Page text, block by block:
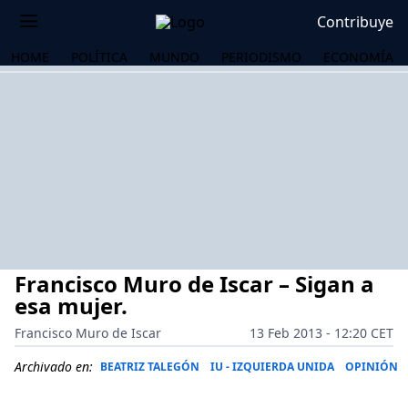
Contribuye
HOME POLÍTICA MUNDO PERIODISMO ECONOMÍA
Francisco Muro de Iscar – Sigan a
esa mujer.
Francisco Muro de Iscar
13 Feb 2013 - 12:20 CET
Archivado en: BEATRIZ TALEGÓN IU - IZQUIERDA UNIDA OPINIÓN